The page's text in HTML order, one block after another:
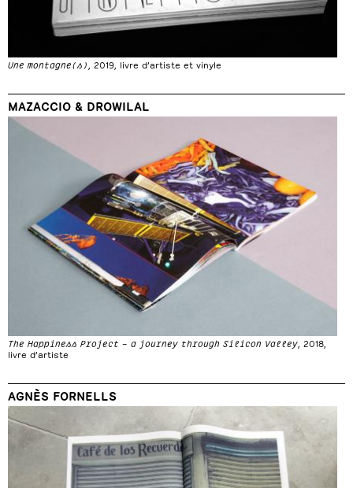
Une montagne(s) , 2019, livre d’artiste et vinyle
MAZACCIO & DROWILAL
The Happiness Project – a journey through Silicon Valley , 2018,
livre d’artiste
AGNÈS FORNELLS